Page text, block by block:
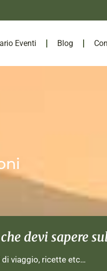
Eventi Blog
devi sapere
viaggio, ricette etc…